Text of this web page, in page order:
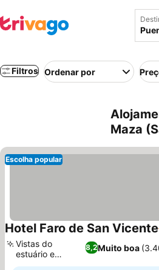
Filtros Ordenar por
Maza
Escolha popular
Hotel Faro de San Vicente
8,2Muito boa
Vistas do
estuário e
pântanos